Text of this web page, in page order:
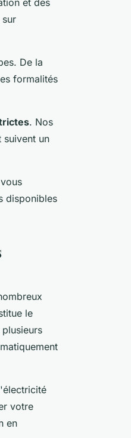
et des
De la
formalités
. Nos
suivent un
disponibles
le
votre
en